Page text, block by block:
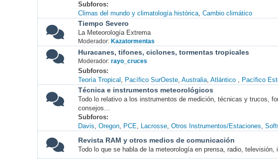
Subforos
Climas del mundo y climatología histórica Cambio climático
Tiempo Severo
La Meteorología Extrema
Moderador: Kazatormentas
Huracanes, tifones, ciclones, tormentas tropicales
Moderador: rayo_cruces
Subforos
Teoría Tropical
Pacífico SurOeste Australia Atlántico Pacífico
Técnica e instrumentos meteorológicos
Todo lo relativo a los instrumentos de medición, técnicas y trucos,
consejos...
Subforos
Davis Oregon PCE Lacrosse Otros Instrumentos/Estaciones
Revista RAM y otros medios de comunicación
Todo lo que se habla de la meteorología en prensa, radio, televisión,